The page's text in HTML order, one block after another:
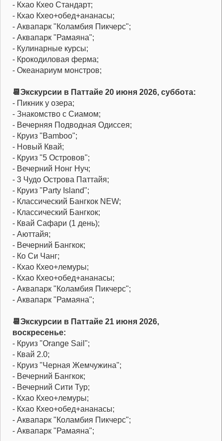
- Кхао Кхео Стандарт;
- Кхао Кхео+обед+ананасы;
- Аквапарк "Коламбия Пикчерс";
- Аквапарк "Рамаяна";
- Кулинарные курсы;
- Крокодиловая ферма;
- Океанариум монстров;
📆Экскурсии в Паттайе 20 июня 2026, суббота:
- Пикник у озера;
- Знакомство с Сиамом;
- Вечерняя Подводная Одиссея;
- Круиз "Bamboo";
- Новый Квай;
- Круиз "5 Островов";
- Вечерний Нонг Нуч;
- 3 Чудо Острова Паттайя;
- Круиз "Party Island";
- Классический Бангкок NEW;
- Классический Бангкок;
- Квай Сафари (1 день);
- Аюттайя;
- Вечерний Бангкок;
- Ко Си Чанг;
- Кхао Кхео+лемуры;
- Кхао Кхео+обед+ананасы;
- Аквапарк "Коламбия Пикчерс";
- Аквапарк "Рамаяна";
📆Экскурсии в Паттайе 21 июня 2026,
воскресенье:
- Круиз "Orange Sail";
- Квай 2.0;
- Круиз "Черная Жемчужина";
- Вечерний Бангкок;
- Вечерний Сити Тур;
- Кхао Кхео+лемуры;
- Кхао Кхео+обед+ананасы;
- Аквапарк "Коламбия Пикчерс";
- Аквапарк "Рамаяна";